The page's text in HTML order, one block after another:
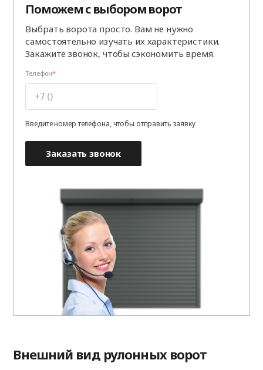
Поможем с выбором ворот
Выбрать ворота просто. Вам не нужно
самостоятельно изучать их характеристики.
Закажите звонок, чтобы сэкономить время.
Телефон
Введите номер телефона, чтобы отправить заявку
Заказать звонок
Внешний вид рулонных ворот